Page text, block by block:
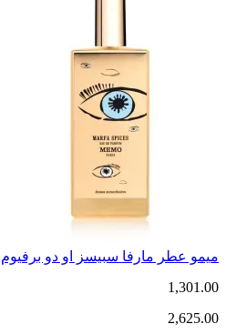
ميمو عطر مارفا سبيسز او دو برفيوم
1,301.00
2,625.00